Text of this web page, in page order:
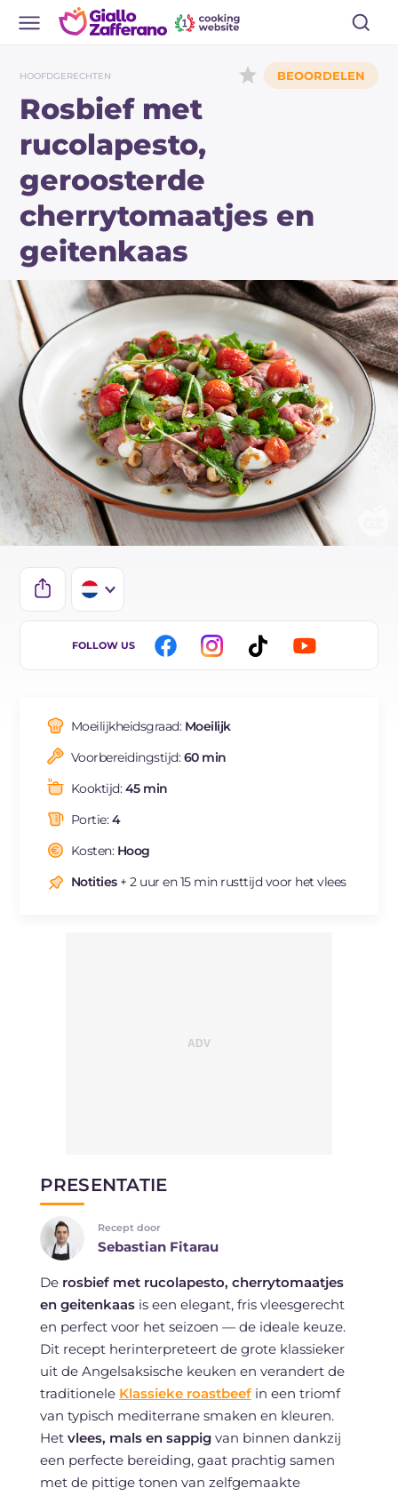
HOOFDGERECHTEN
Rosbief met
rucolapesto,
geroosterde
cherrytomaatjes en
geitenkaas
IT
ES
FR
BR
FOLLOW US
Moeilijkheidsgraad: Moeilijk
Voorbereidingstijd:60 min
Kooktijd:45 min
Portie:4
Kosten: Hoog
Notities+ 2 uur en 15 min rusttijd voor het vlees
PRESENTATIE
Recept door
Sebastian Fitarau
De rosbief met rucolapesto, cherrytomaatjes
en geitenkaasis een elegant, fris vleesgerecht
en perfect voor het seizoen — de ideale keuze.
Dit recept herinterpreteert de grote klassieker
uit de Angelsaksische keuken en verandert de
traditionele Klassieke roastbeefin een triomf
van typisch mediterrane smaken en kleuren.
Het vlees, mals en sappigvan binnen dankzij
een perfecte bereiding, gaat prachtig samen
met de pittige tonen van zelfgemaakte